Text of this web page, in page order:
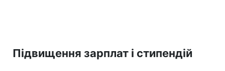
Підвищення зарплат і стипендій